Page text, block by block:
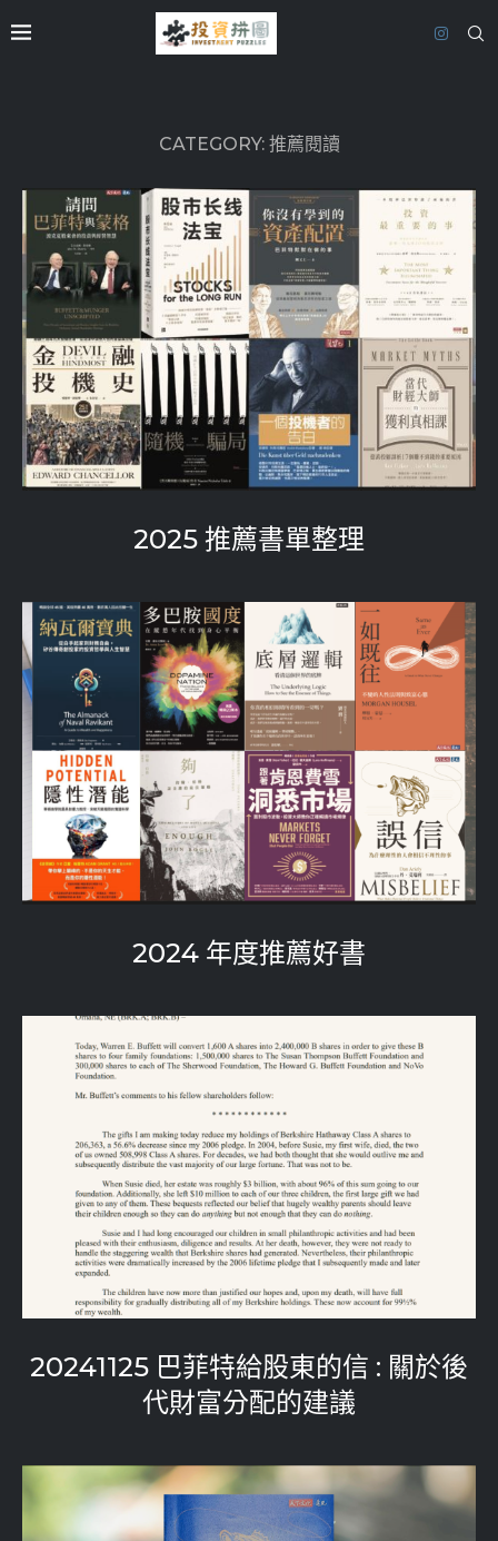
CATEGORY: 推薦閱讀
2025 推薦書單整理
2024 年度推薦好書
20241125 巴菲特給股東的信 : 關於後
代財富分配的建議